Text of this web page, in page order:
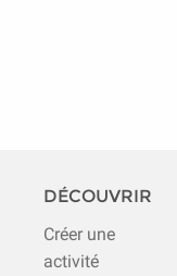
DÉCOUVRIR
Créer une
activité